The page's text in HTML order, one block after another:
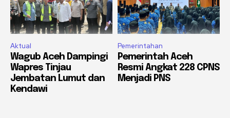
Aktual
Wagub Aceh Dampingi
Wapres Tinjau
Jembatan Lumut dan
Kendawi
Pemerintahan
Pemerintah Aceh
Resmi Angkat 228 CPNS
Menjadi PNS